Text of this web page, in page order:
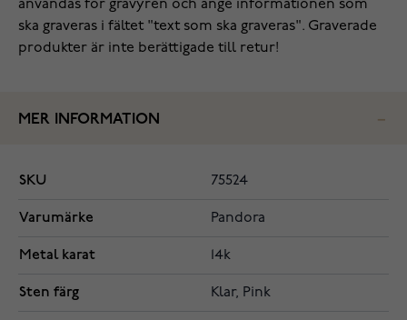
användas för gravyren och ange informationen som
ska graveras i fältet "text som ska graveras". Graverade
produkter är inte berättigade till retur!
MER INFORMATION
SKU 75524
Varumärke Pandora
Metal karat 14k
Sten färg Klar, Pink